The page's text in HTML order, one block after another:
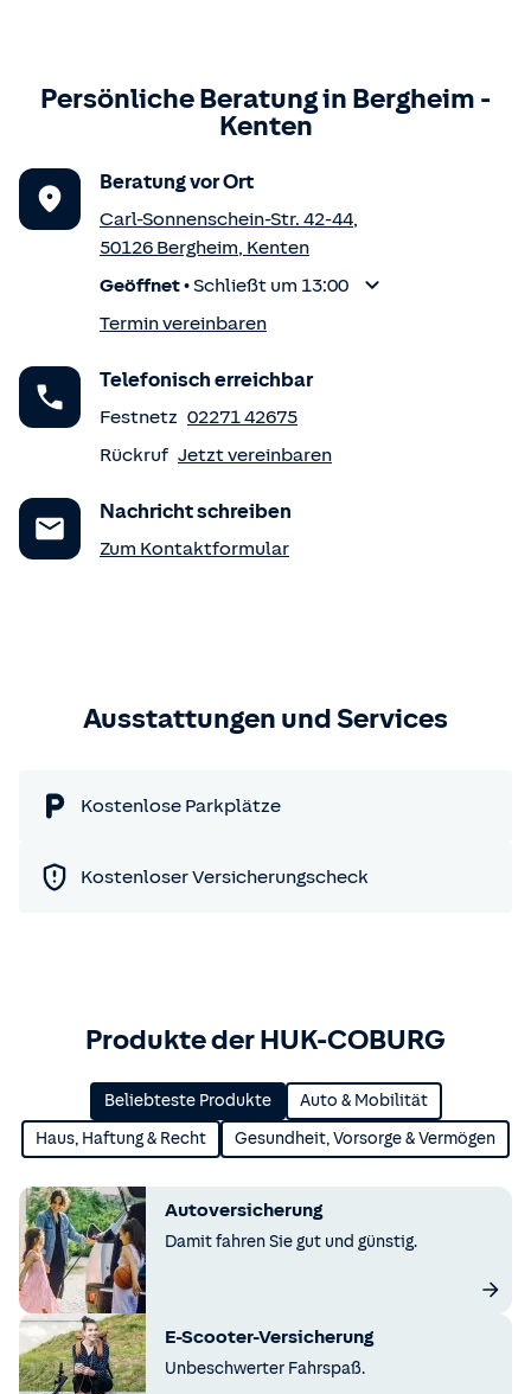
Persönliche Beratung in Bergheim -
Kenten
Beratung vor Ort
Carl-Sonnenschein-Str. 42-44,
50126 Bergheim, Kenten
Geöffnet•Schließt um 13:00
Termin vereinbaren
Telefonisch erreichbar
Festnetz 02271 42675
Rückruf Jetzt vereinbaren
Nachricht schreiben
Zum Kontaktformular
Ausstattungen und Services
Kostenlose Parkplätze
Kostenloser Versicherungscheck
Produkte der HUK-COBURG
Beliebteste Produkte Auto & Mobilität
Haus, Haftung & Recht Gesundheit, Vorsorge & Vermögen
Autoversicherung
Damit fahren Sie gut und günstig.
E-Scooter-Versicherung
Unbeschwerter Fahrspaß.